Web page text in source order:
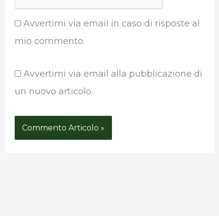
Avvertimi via email in caso di risposte al
mio commento.
Avvertimi via email alla pubblicazione di
un nuovo articolo.